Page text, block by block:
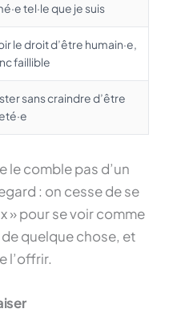
tel·le que je suis
le droit d’être humain·e,
faillible
sans craindre d’être
le comble pas d’un
: on cesse de se
» pour se voir comme
quelque chose, et
l’offrir.